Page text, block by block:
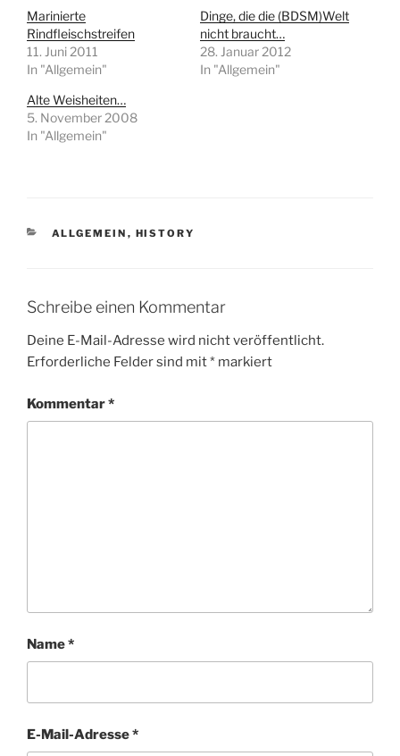
Marinierte
Rindfleischstreifen
11. Juni 2011
In "Allgemein"
Dinge, die die (BDSM)Welt
nicht braucht…
28. Januar 2012
In "Allgemein"
Alte Weisheiten…
5. November 2008
In "Allgemein"
KATEGORIEN
ALLGEMEIN , HISTORY
Schreibe einen Kommentar
Deine E-Mail-Adresse wird nicht veröffentlicht.
Erforderliche Felder sind mit* markiert
Kommentar*
Name*
E-Mail-Adresse*